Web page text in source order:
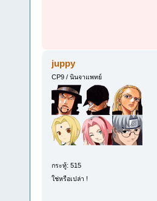
juppy
CP9 / นินจาแพทย์
กระทู้: 515
ใช่หรือเปล่า !